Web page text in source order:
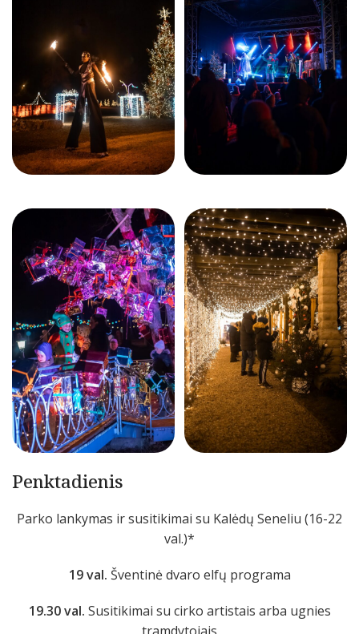
Penktadienis
Parko lankymas ir susitikimai su Kalėdų Seneliu (16-22
val.)*
19 val. Šventinė dvaro elfų programa
19.30 val. Susitikimai su cirko artistais arba ugnies